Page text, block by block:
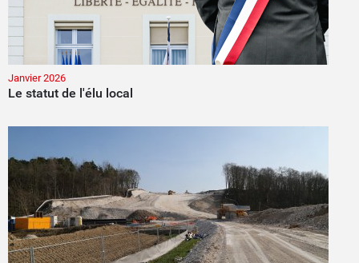
Janvier 2026
Le statut de l'élu local